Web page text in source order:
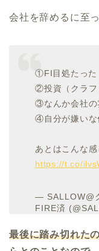
会社を辞めるに至
①FI目処たった
②投資（クラフ
③なんか会社の
④自分が嫌いな
あとはこんな感
https://t.co/
— SALLOW@
FIRE済
最後に踏み切れた